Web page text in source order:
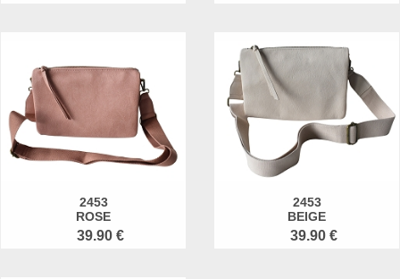
2453
ROSE
39.90 €
2453
BEIGE
39.90 €